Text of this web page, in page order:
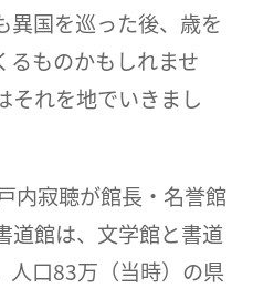
異国を巡った後、歳を
るものかもしれませ
それを地でいきまし
内寂聴が館長・名誉館
道館は、文学館と書道
人口83万（当時）の県